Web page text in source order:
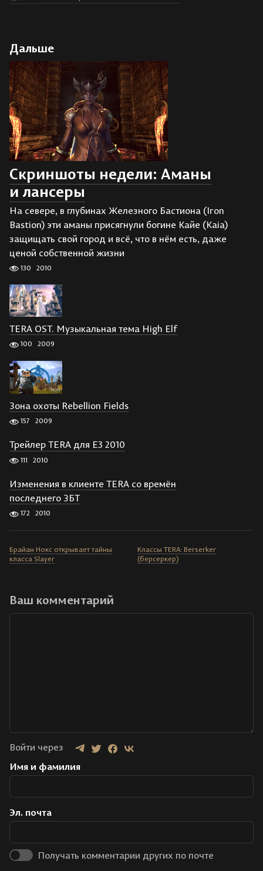
Дальше
Скриншоты недели: Аманы
и лансеры
На севере, в глубинах Железного Бастиона (Iron
Bastion) эти аманы присягнули богине Кайе (Kaia)
защищать свой город и всё, что в нём есть, даже
ценой собственной жизни
130 2010
TERA OST. Музыкальная тема High Elf
100 2009
Зона охоты Rebellion Fields
157 2009
Трейлер TERA для E3 2010
111 2010
Изменения в клиенте TERA со времён
последнего ЗБТ
172 2010
Брайан Нокс открывает тайны
класса Slayer
Классы TERA: Berserker
(берсеркер)
Ваш комментарий
Войти через
Имя и фамилия
Эл. почта
Получать комментарии других по почте